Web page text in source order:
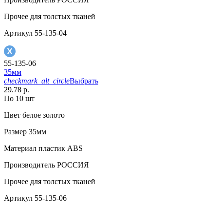
Прочее для толстых тканей
Артикул 55-135-04
55-135-06
35мм
checkmark_alt_circleВыбрать
29.78 р.
По 10 шт
Цвет белое золото
Размер 35мм
Материал пластик АВS
Производитель РОССИЯ
Прочее для толстых тканей
Артикул 55-135-06